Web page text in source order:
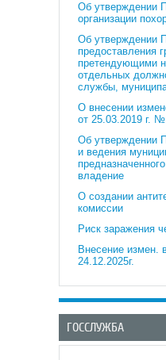
Об утверждении
организации
Об утверждении
предоставления
претендующими
отдельных
службы,
О внесении
от 25.03.2019 г.
Об утверждении
и ведения
владение
О создании
комиссии
Риск заражения
Внесение измен.
24.12.2025г.
ГОССЛУЖБА